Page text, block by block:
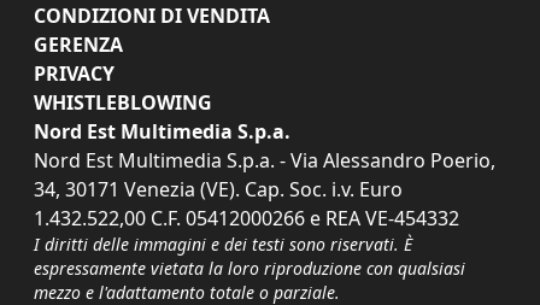
CONDIZIONI DI VENDITA
GERENZA
PRIVACY
WHISTLEBLOWING
Nord Est Multimedia S.p.a.
Nord Est Multimedia S.p.a. - Via Alessandro Poerio,
34, 30171 Venezia (VE). Cap. Soc. i.v. Euro
1.432.522,00 C.F. 05412000266 e REA VE-454332
I diritti delle immagini e dei testi sono riservati. È
espressamente vietata la loro riproduzione con qualsiasi
mezzo e l'adattamento totale o parziale.